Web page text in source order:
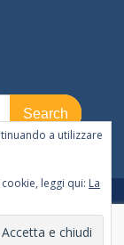
di Bologna
a utilizzare
leggi qui: La